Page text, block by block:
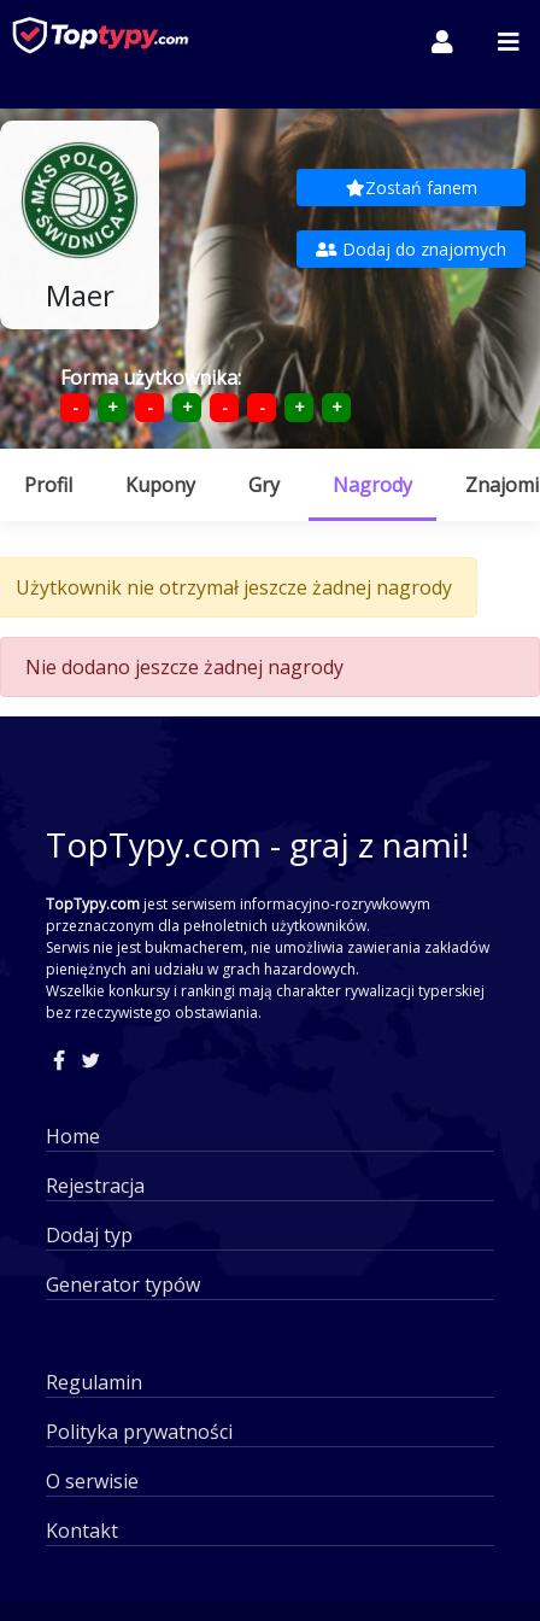
Maer
Zostań fanem
Dodaj do znajomych
Forma użytkownika:
- + - + - - + +
Profil Kupony Gry Nagrody Znajomi
Użytkownik nie otrzymał jeszcze żadnej nagrody
Nie dodano jeszcze żadnej nagrody
TopTypy.com - graj z nami!
TopTypy.comjest serwisem informacyjno-rozrywkowym
przeznaczonym dla pełnoletnich użytkowników.
Serwis nie jest bukmacherem, nie umożliwia zawierania zakładów
pieniężnych ani udziału w grach hazardowych.
Wszelkie konkursy i rankingi mają charakter rywalizacji typerskiej
bez rzeczywistego obstawiania.
Home
Rejestracja
Dodaj typ
Generator typów
Regulamin
Polityka prywatności
O serwisie
Kontakt